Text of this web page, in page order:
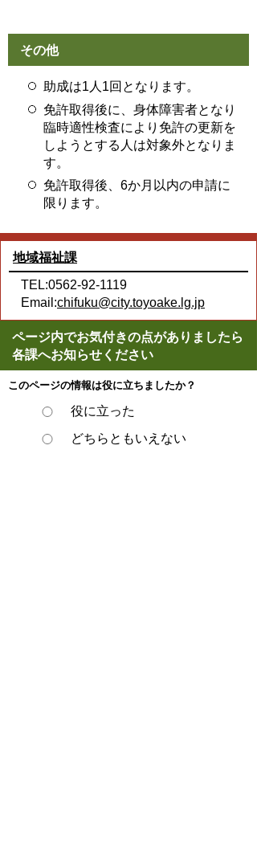
その他
助成は1人1回となります。
免許取得後に、身体障害者となり
臨時適性検査により免許の更新を
しようとする人は対象外となりま
す。
免許取得後、6か月以内の申請に
限ります。
地域福祉課
TEL:0562-92-1119
Email:chifuku@city.toyoake.lg.jp
ページ内でお気付きの点がありましたら
各課へお知らせください
このページの情報は役に立ちましたか？
役に立った
どちらともいえない